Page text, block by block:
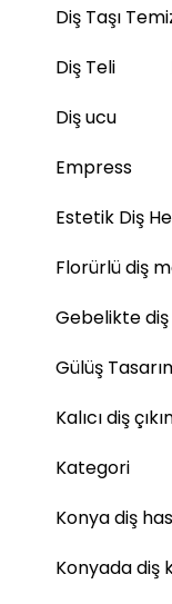
Diş Taşı
Diş Teli
Diş ucu
Empress
Estetik Diş
Florürlü diş
Gebelikte
Gülüş
Kalıcı diş
Kategori
Konya diş
Konyada diş